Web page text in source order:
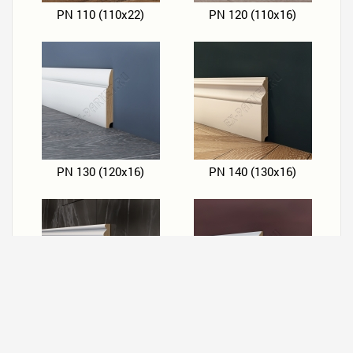
PN 110 (110х22) PN 120 (110х16)
PN 130 (120х16) PN 140 (130х16)